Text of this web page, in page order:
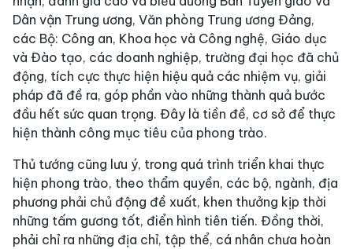
Dân vận Trung ương, Văn phòng Trung ương Đảng,
các Bộ: Công an, Khoa học và Công nghệ, Giáo dục
và Đào tạo, các doanh nghiệp, trường đại học đã chủ
động, tích cực thực hiện hiệu quả các nhiệm vụ, giải
pháp đã đề ra, góp phần vào những thành quả bước
đầu hết sức quan trọng. Đây là tiền đề, cơ sở để thực
hiện thành công mục tiêu của phong trào.
Thủ tướng cũng lưu ý, trong quá trình triển khai thực
hiện phong trào, theo thẩm quyền, các bộ, ngành, địa
phương phải chủ động đề xuất, khen thưởng kịp thời
những tấm gương tốt, điển hình tiên tiến. Đồng thời,
phải chỉ ra những địa chỉ, tập thể, cá nhân chưa hoàn